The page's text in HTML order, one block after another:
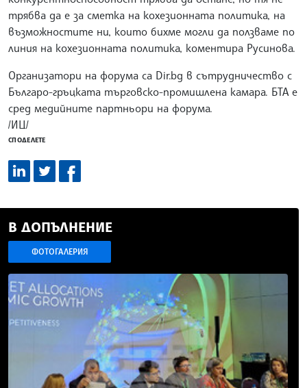
трябва да е за сметка на кохезионната политика, на
възможностите ни, които бихме могли да ползваме по
линия на кохезионната политика, коментира Русинова.
Организатори на форума са Dir.bg в сътрудничество с
Българо-гръцката търговско-промишлена камара. БТА е
сред медийните партньори на форума.
/ИЦ/
СПОДЕЛЕТЕ
В ДОПЪЛНЕНИЕ
ФОТОГАЛЕРИЯ